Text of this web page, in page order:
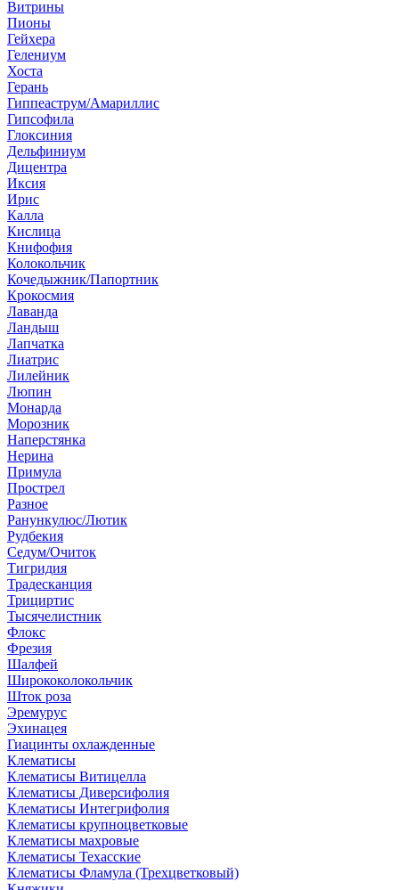
Витрины
Пионы
Гейхера
Гелениум
Хоста
Герань
Гиппеаструм/Амариллис
Гипсофила
Глоксиния
Дельфиниум
Дицентра
Иксия
Ирис
Калла
Кислица
Книфофия
Колокольчик
Кочедыжник/Папортник
Крокосмия
Лаванда
Ландыш
Лапчатка
Лиатрис
Лилейник
Люпин
Монарда
Морозник
Наперстянка
Нерина
Примула
Прострел
Разное
Ранункулюс/Лютик
Рудбекия
Седум/Очиток
Тигридия
Традесканция
Трициртис
Тысячелистник
Флокс
Фрезия
Шалфей
Ширококолокольчик
Шток роза
Эремурус
Эхинацея
Гиацинты охлажденные
Клематисы
Клематисы Витицелла
Клематисы Диверсифолия
Клематисы Интегрифолия
Клематисы крупноцветковые
Клематисы махровые
Клематисы Техасские
Клематисы Фламула (Трехцветковый)